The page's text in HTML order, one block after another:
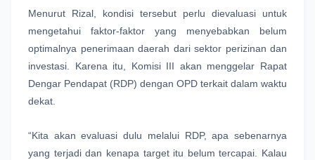
Menurut Rizal, kondisi tersebut perlu dievaluasi untuk
mengetahui faktor-faktor yang menyebabkan belum
optimalnya penerimaan daerah dari sektor perizinan dan
investasi. Karena itu, Komisi III akan menggelar Rapat
Dengar Pendapat (RDP) dengan OPD terkait dalam waktu
dekat.
“Kita akan evaluasi dulu melalui RDP, apa sebenarnya
yang terjadi dan kenapa target itu belum tercapai. Kalau